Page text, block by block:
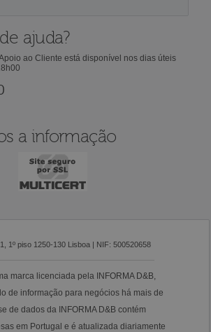
ajuda?
ao Cliente está disponível nos dias úteis
a informação
1º piso 1250-130 Lisboa | NIF: 500520658
marca licenciada pela INFORMA D&B,
de informação para negócios há mais de
de dados da INFORMA D&B contém
em Portugal e é atualizada diariamente